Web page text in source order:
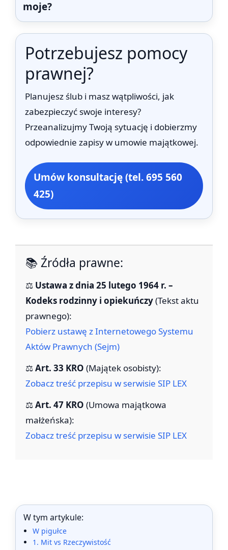
moje?
Potrzebujesz pomocy
prawnej?
Planujesz ślub i masz wątpliwości, jak
zabezpieczyć swoje interesy?
Przeanalizujmy Twoją sytuację i dobierzmy
odpowiednie zapisy w umowie majątkowej.
Umów konsultację (tel. 695 560
425)
📚 Źródła prawne:
⚖️ Ustawa z dnia 25 lutego 1964 r. –
Kodeks rodzinny i opiekuńczy(Tekst aktu
prawnego):
Pobierz ustawę z Internetowego Systemu
Aktów Prawnych (Sejm)
⚖️Art. 33 KRO (Majątek osobisty):
Zobacz treść przepisu w serwisie SIP LEX
⚖️Art. 47 KRO (Umowa majątkowa
małżeńska):
Zobacz treść przepisu w serwisie SIP LEX
W tym artykule:
W pigułce
1. Mit vs Rzeczywistość